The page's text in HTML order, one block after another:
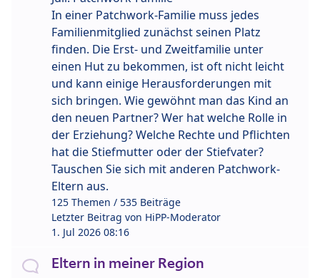
In einer Patchwork-Familie muss jedes
Familienmitglied zunächst seinen Platz
finden. Die Erst- und Zweitfamilie unter
einen Hut zu bekommen, ist oft nicht leicht
und kann einige Herausforderungen mit
sich bringen. Wie gewöhnt man das Kind an
den neuen Partner? Wer hat welche Rolle in
der Erziehung? Welche Rechte und Pflichten
hat die Stiefmutter oder der Stiefvater?
Tauschen Sie sich mit anderen Patchwork-
Eltern aus.
125 Themen / 535 Beiträge
Letzter Beitrag von HiPP-Moderator
1. Jul 2026 08:16
Eltern in meiner Region